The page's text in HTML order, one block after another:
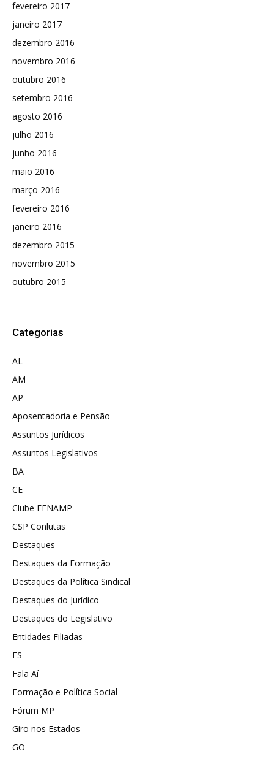
fevereiro 2017
janeiro 2017
dezembro 2016
novembro 2016
outubro 2016
setembro 2016
agosto 2016
julho 2016
junho 2016
maio 2016
março 2016
fevereiro 2016
janeiro 2016
dezembro 2015
novembro 2015
outubro 2015
Categorias
AL
AM
AP
Aposentadoria e Pensão
Assuntos Jurídicos
Assuntos Legislativos
BA
CE
Clube FENAMP
CSP Conlutas
Destaques
Destaques da Formação
Destaques da Política Sindical
Destaques do Jurídico
Destaques do Legislativo
Entidades Filiadas
ES
Fala Aí
Formação e Política Social
Fórum MP
Giro nos Estados
GO